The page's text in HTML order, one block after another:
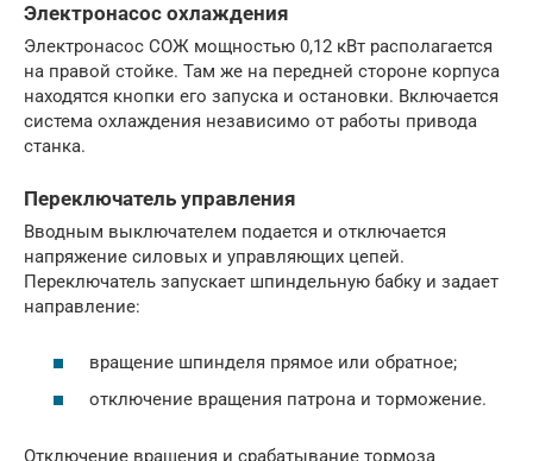
Электронасос охлаждения
Электронасос СОЖ мощностью 0,12 кВт располагается
на правой стойке. Там же на передней стороне корпуса
находятся кнопки его запуска и остановки. Включается
система охлаждения независимо от работы привода
станка.
Переключатель управления
Вводным выключателем подается и отключается
напряжение силовых и управляющих цепей.
Переключатель запускает шпиндельную бабку и задает
направление:
вращение шпинделя прямое или обратное;
отключение вращения патрона и торможение.
Отключение вращения и срабатывание тормоза